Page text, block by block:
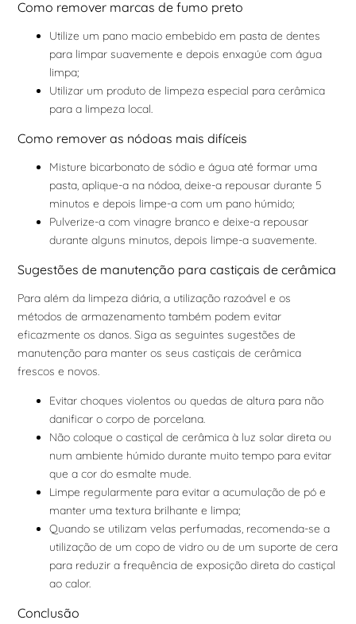
Como remover marcas de fumo preto
Utilize um pano macio embebido em pasta de dentes
para limpar suavemente e depois enxagúe com água
limpa;
Utilizar um produto de limpeza especial para cerâmica
para a limpeza local.
Como remover as nódoas mais difíceis
Misture bicarbonato de sódio e água até formar uma
pasta, aplique-a na nódoa, deixe-a repousar durante 5
minutos e depois limpe-a com um pano húmido;
Pulverize-a com vinagre branco e deixe-a repousar
durante alguns minutos, depois limpe-a suavemente.
Sugestões de manutenção para castiçais de cerâmica
Para além da limpeza diária, a utilização razoável e os
métodos de armazenamento também podem evitar
eficazmente os danos. Siga as seguintes sugestões de
manutenção para manter os seus castiçais de cerâmica
frescos e novos.
Evitar choques violentos ou quedas de altura para não
danificar o corpo de porcelana.
Não coloque o castiçal de cerâmica à luz solar direta ou
num ambiente húmido durante muito tempo para evitar
que a cor do esmalte mude.
Limpe regularmente para evitar a acumulação de pó e
manter uma textura brilhante e limpa;
Quando se utilizam velas perfumadas, recomenda-se a
utilização de um copo de vidro ou de um suporte de cera
para reduzir a frequência de exposição direta do castiçal
ao calor.
Conclusão